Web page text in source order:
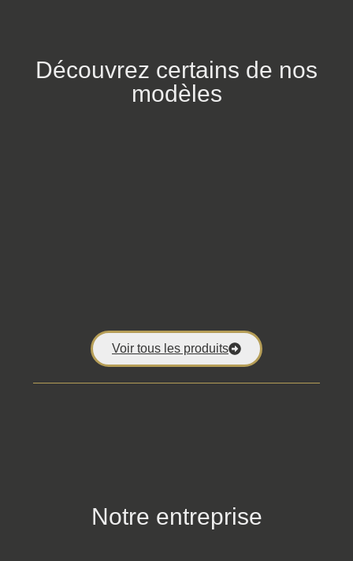
Découvrez certains de nos
modèles
Voir tous les produits
Notre entreprise